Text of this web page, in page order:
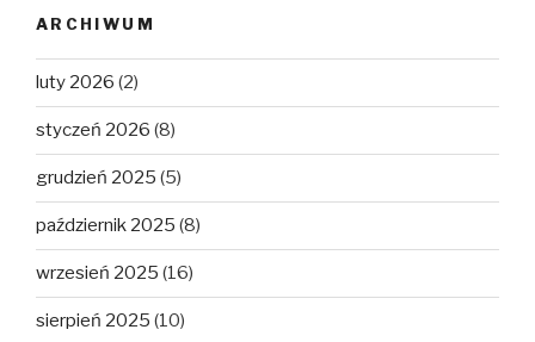
ARCHIWUM
luty 2026 (2)
styczeń 2026 (8)
grudzień 2025 (5)
październik 2025 (8)
wrzesień 2025 (16)
sierpień 2025 (10)